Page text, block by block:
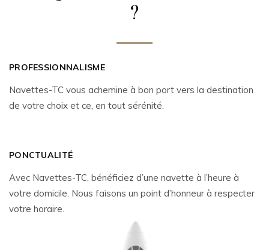
?
PROFESSIONNALISME
Navettes-TC vous achemine à bon port vers la destination
de votre choix et ce, en tout sérénité.
PONCTUALITÉ
Avec Navettes-TC, bénéficiez d’une navette à l’heure à
votre domicile. Nous faisons un point d’honneur à respecter
votre horaire.